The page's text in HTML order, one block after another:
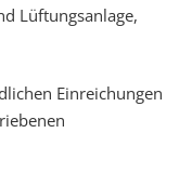
Lüftungsanlage,
Einreichungen